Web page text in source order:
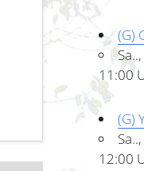
(G)
11:00
(G)
12:00